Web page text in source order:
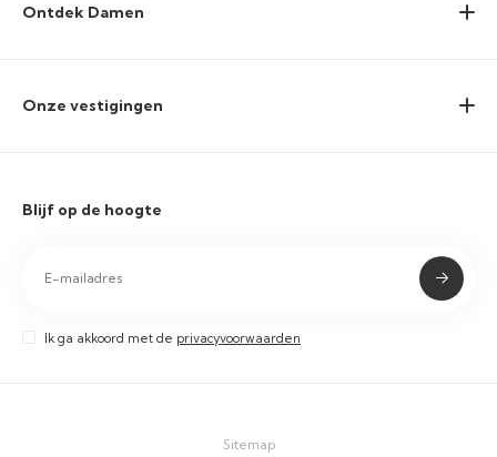
Ontdek Damen
Onze vestigingen
Blijf op de hoogte
Ik ga akkoord met de privacyvoorwaarden
Sitemap